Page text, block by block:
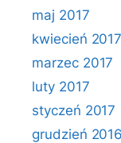
maj 2017
kwiecień 2017
marzec 2017
luty 2017
styczeń 2017
grudzień 2016